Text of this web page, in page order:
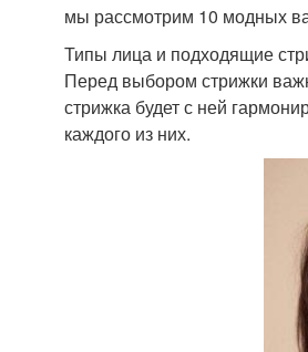
мы рассмотрим 10 модных
Типы лица и подходящие
Перед выбором стрижки
стрижка будет с ней
каждого из них.